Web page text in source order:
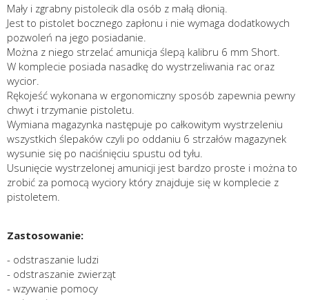
Mały i zgrabny pistolecik dla osób z małą dłonią.
Jest to pistolet bocznego zapłonu i nie wymaga dodatkowych
pozwoleń na jego posiadanie.
Można z niego strzelać amunicja ślepą kalibru 6 mm Short.
W komplecie posiada nasadkę do wystrzeliwania rac oraz
wycior.
Rękojeść wykonana w ergonomiczny sposób zapewnia pewny
chwyt i trzymanie pistoletu.
Wymiana magazynka następuje po całkowitym wystrzeleniu
wszystkich ślepaków czyli po oddaniu 6 strzałów magazynek
wysunie się po naciśnięciu spustu od tyłu.
Usunięcie wystrzelonej amunicji jest bardzo proste i można to
zrobić za pomocą wyciory który znajduje się w komplecie z
pistoletem.
Zastosowanie:
- odstraszanie ludzi
- odstraszanie zwierząt
- wzywanie pomocy